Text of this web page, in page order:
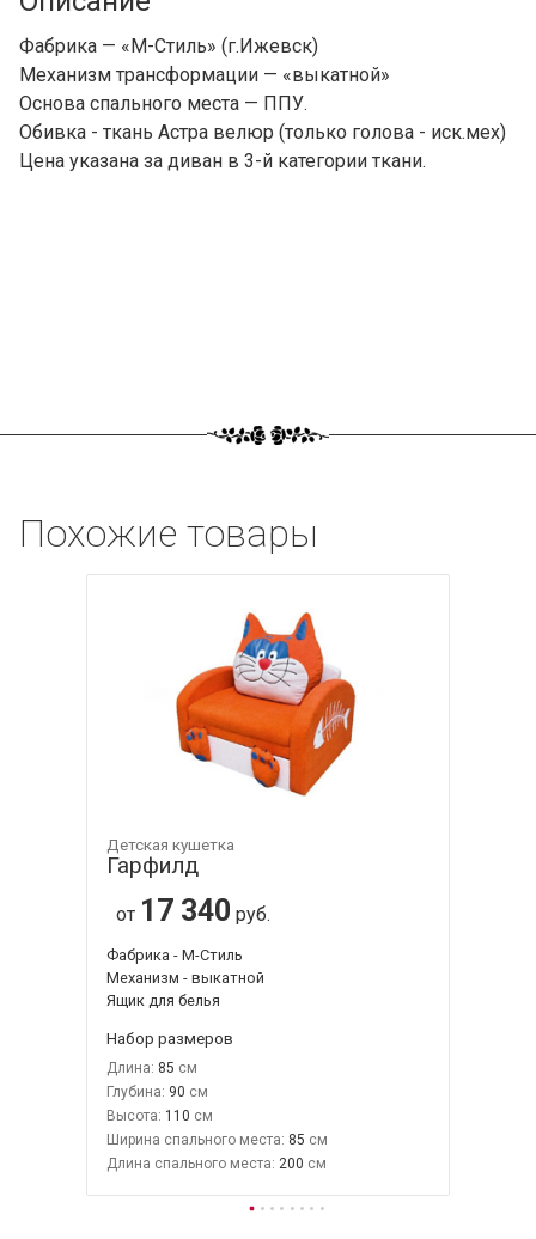
Фабрика — «М-Стиль» (г.Ижевск)
Механизм трансформации — «выкатной»
Основа спального места — ППУ.
Обивка - ткань Астра велюр (только голова - иск.мех)
Цена указана за диван в 3-й категории ткани.
Похожие товары
Детская кушетка
Гарфилд
от 17 340 руб.
Фабрика - М-Стиль
Механизм - выкатной
Ящик для белья
Набор размеров
Длина: 85
Глубина: 90
Высота: 110
Ширина спального места: 85
Длина спального места: 200